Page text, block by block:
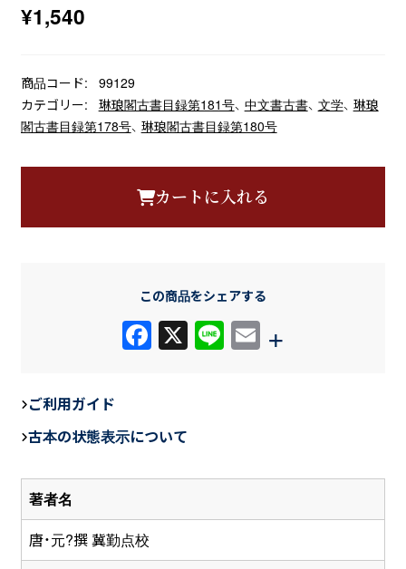
¥1,540
商品コード:
99129
カテゴリー:
琳琅閣古書目録第181号、 中文書古書、 文学、 琳琅
閣古書目録第178号、 琳琅閣古書目録第180号
著者名
唐・元?撰 冀勤点校
カートに入れる
この商品をシェアする
F
e
b
o
o
X Li E
+
ご利用ガイド
古本の状態表示について